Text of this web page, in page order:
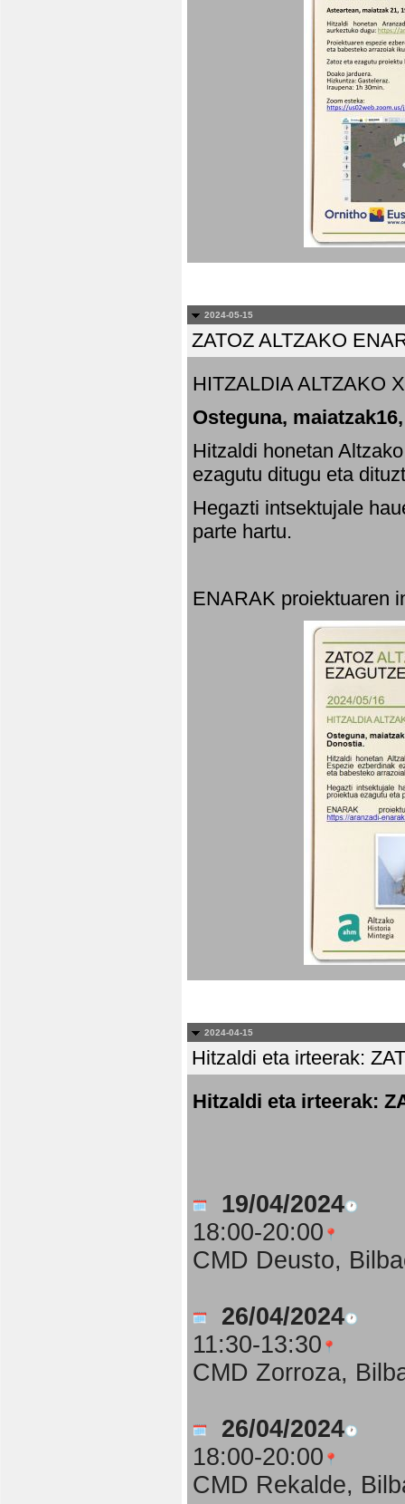
2024-05-15
ZATOZ ALTZAKO
HITZALDIA ALTZAKO
Osteguna,
Hitzaldi honetan
ezagutu ditugu eta
Hegazti intsektujale
parte hartu.
ENARAK proiektuaren
2024-04-15
Hitzaldi eta irteerak:
Hitzaldi eta irteerak:
19/04/2024
18:00-20:00
CMD Deusto,
26/04/2024
11:30-13:30
CMD Zorroza,
26/04/2024
18:00-20:00
CMD Rekalde,